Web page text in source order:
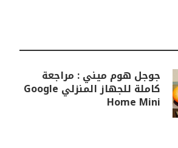
جوجل هوم ميني : مراجعة
كاملة للجهاز المنزلي Google
Home Mini